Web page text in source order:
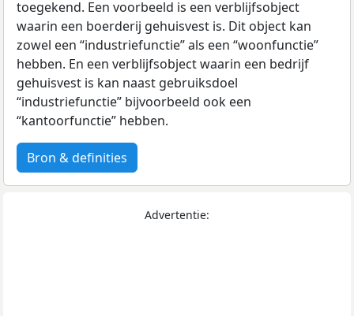
toegekend. Een voorbeeld is een verblijfsobject
waarin een boerderij gehuisvest is. Dit object kan
zowel een “industriefunctie” als een “woonfunctie”
hebben. En een verblijfsobject waarin een bedrijf
gehuisvest is kan naast gebruiksdoel
“industriefunctie” bijvoorbeeld ook een
“kantoorfunctie” hebben.
Bron & definities
Advertentie: